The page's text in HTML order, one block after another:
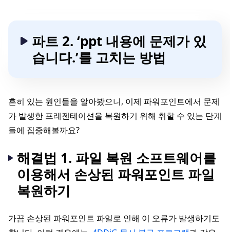
파트 2. ‘ppt 내용에 문제가 있
습니다.’를 고치는 방법
흔히 있는 원인들을 알아봤으니, 이제 파워포인트에서 문제
가 발생한 프레젠테이션을 복원하기 위해 취할 수 있는 단계
들에 집중해볼까요?
해결법 1. 파일 복원 소프트웨어를
이용해서 손상된 파워포인트 파일
복원하기
가끔 손상된 파워포인트 파일로 인해 이 오류가 발생하기도